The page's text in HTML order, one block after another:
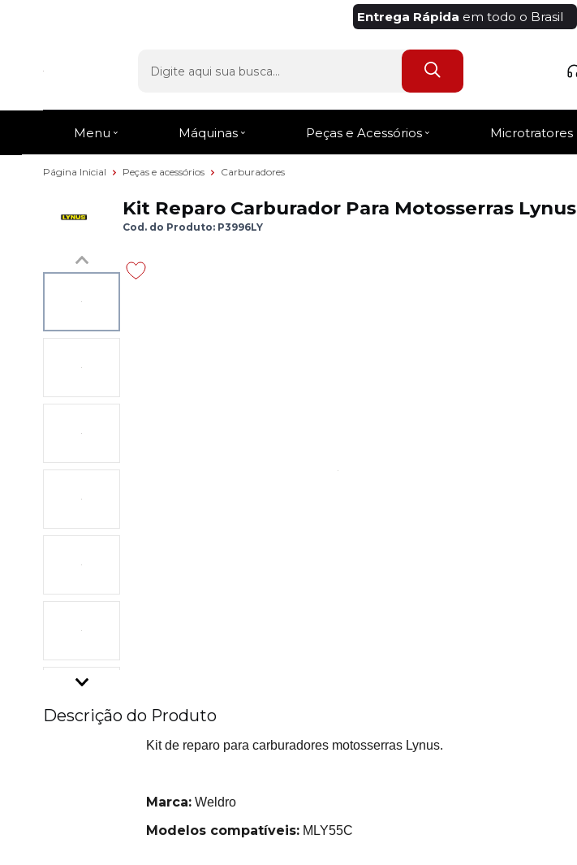
Entrega Rápida em todo o Brasil
Menu Máquinas Peças e Acessórios Microtratores
Página Inicial Peças e acessórios Carburadores
Kit Reparo Carburador Para Motosserras Lynus
Cod. do Produto: P3996LY
Descrição do Produto
Kit de reparo para carburadores motosserras Lynus.
Marca: Weldro
Modelos compatíveis: MLY55C